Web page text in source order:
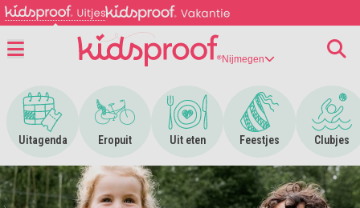
Nijmegen
Uitagenda
Ga naar Uitagenda
Eropuit
Ga naar Eropuit
Uit eten
Ga naar Uit eten
Feestjes
Ga naar Feestjes
Clubjes
Ga